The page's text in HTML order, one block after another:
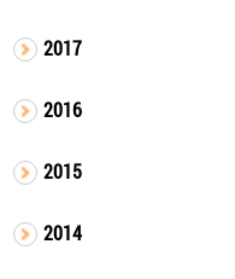
2017
2016
2015
2014